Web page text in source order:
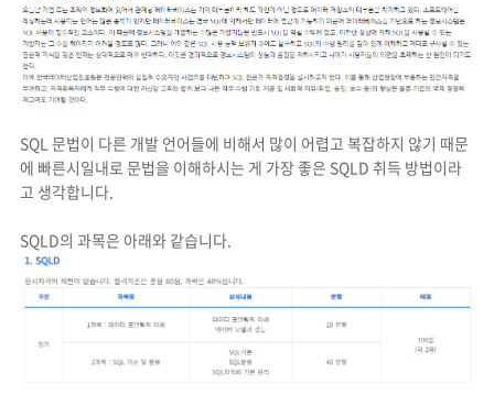
SQL 문법이 다른 개발 언어들에 비해서 많이 어렵고 복잡하지 않기 때문
에 빠른시일내로 문법을 이해하시는 게 가장 좋은 SQLD 취득 방법이라
고 생각합니다.
SQLD의 과목은 아래와 같습니다.